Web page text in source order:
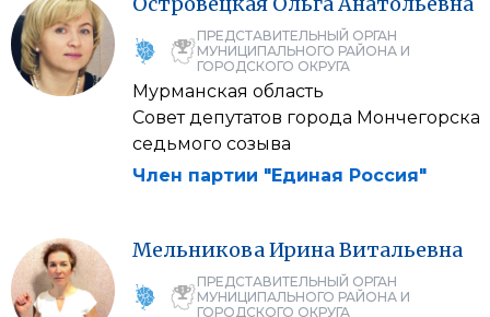
ПРЕДСТАВИТЕЛЬНЫЙ ОРГАН
МУНИЦИПАЛЬНОГО РАЙОНА И
ГОРОДСКОГО ОКРУГА
Мурманская область
Совет депутатов города Мончегорска
седьмого созыва
Член партии "Единая Россия"
МельниковаИринаВитальевна
ПРЕДСТАВИТЕЛЬНЫЙ ОРГАН
МУНИЦИПАЛЬНОГО РАЙОНА И
ГОРОДСКОГО ОКРУГА